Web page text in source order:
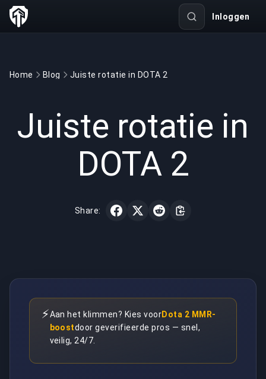
Inloggen
Home Blog Juiste rotatie in DOTA 2
Juiste rotatie in
DOTA 2
Share:
⚡Aan het klimmen? Kies voorDota 2 MMR-
boostdoor geverifieerde pros — snel,
veilig, 24/7.